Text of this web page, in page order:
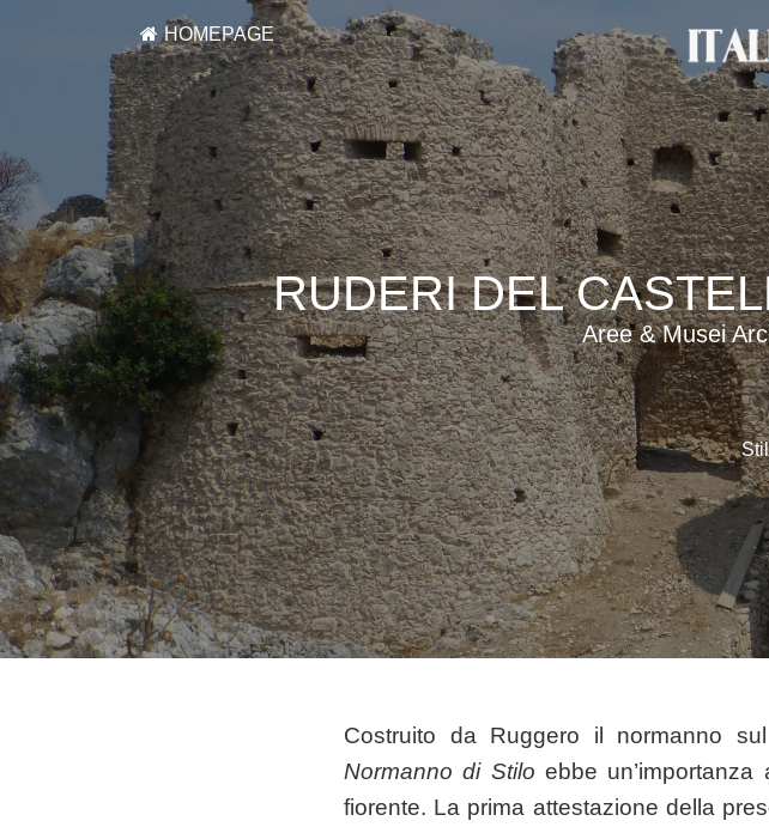
HOMEPAGE
RUDERI DEL
Aree & Musei
Costruito da Ruggero il normanno
Normanno di Stilo ebbe
fiorente. La prima attestazione della